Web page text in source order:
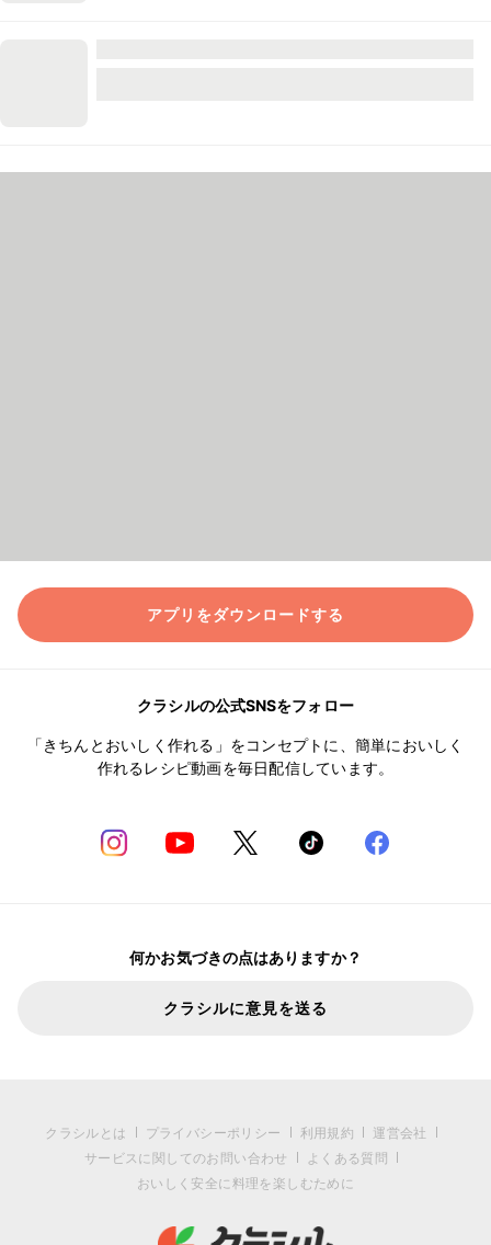
アプリをダウンロードする
クラシルの公式SNSをフォロー
「きちんとおいしく作れる」をコンセプトに、簡単においしく
作れるレシピ動画を毎日配信しています。
何かお気づきの点はありますか？
クラシルに意見を送る
クラシルとは プライバシーポリシー 利用規約
運営会社
サービスに関してのお問い合わせ
よくある質問
おいしく安全に料理を楽しむために